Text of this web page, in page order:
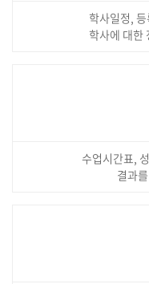
학사일정,
학사에 대한
수업시간표,
결과